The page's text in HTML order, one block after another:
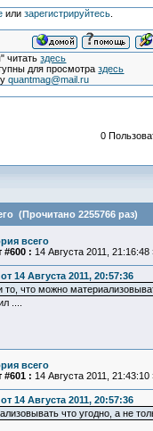
или зарегистрируйтесь.
читатьздесь
для просмотраздесь
quantmag@mail.ru
0
(Прочитано 2255766 раз)
всего
#600 : 14 Августа 2011, 21:16:48
14 Августа 2011, 20:57:36
то, что можно
....
всего
#601 : 14 Августа 2011, 21:43:10
14 Августа 2011, 20:57:36
что угодно, а не